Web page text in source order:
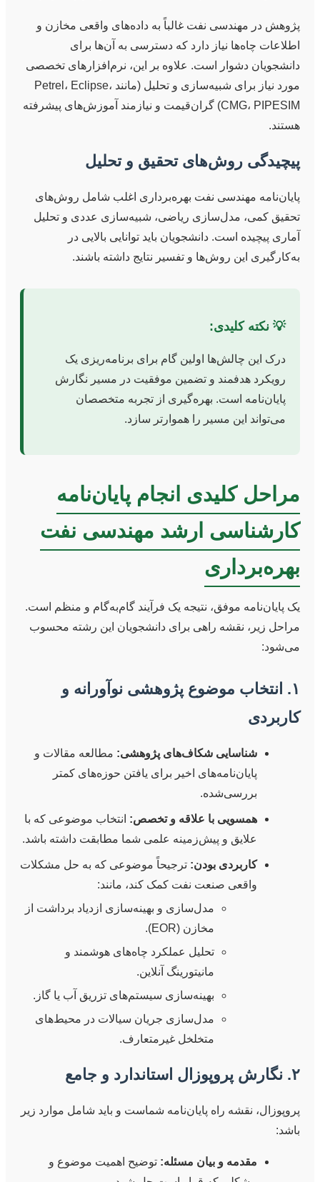
پژوهش در مهندسی نفت غالباً به داده‌های واقعی مخازن و
اطلاعات چاه‌ها نیاز دارد که دسترسی به آن‌ها برای
دانشجویان دشوار است. علاوه بر این، نرم‌افزارهای تخصصی
مورد نیاز برای شبیه‌سازی و تحلیل (مانند Petrel، Eclipse،
CMG، PIPESIM) گران‌قیمت و نیازمند آموزش‌های پیشرفته
هستند.
پیچیدگی روش‌های تحقیق و تحلیل
پایان‌نامه مهندسی نفت بهره‌برداری اغلب شامل روش‌های
تحقیق کمی، مدل‌سازی ریاضی، شبیه‌سازی عددی و تحلیل
آماری پیچیده است. دانشجویان باید توانایی بالایی در
به‌کارگیری این روش‌ها و تفسیر نتایج داشته باشند.
💡 نکته کلیدی:
درک این چالش‌ها اولین گام برای برنامه‌ریزی یک
رویکرد هدفمند و تضمین موفقیت در مسیر نگارش
پایان‌نامه است. بهره‌گیری از تجربه متخصصان
می‌تواند این مسیر را هموارتر سازد.
مراحل کلیدی انجام پایان‌نامه
کارشناسی ارشد مهندسی نفت
بهره‌برداری
یک پایان‌نامه موفق، نتیجه یک فرآیند گام‌به‌گام و منظم است.
مراحل زیر، نقشه راهی برای دانشجویان این رشته محسوب
می‌شود:
۱. انتخاب موضوع پژوهشی نوآورانه و
کاربردی
شناسایی شکاف‌های پژوهشی: مطالعه مقالات و
پایان‌نامه‌های اخیر برای یافتن حوزه‌های کمتر
بررسی‌شده.
همسویی با علاقه و تخصص: انتخاب موضوعی که با
علایق و پیش‌زمینه علمی شما مطابقت داشته باشد.
کاربردی بودن: ترجیحاً موضوعی که به حل مشکلات
واقعی صنعت نفت کمک کند، مانند:
مدل‌سازی و بهینه‌سازی ازدیاد برداشت از
مخازن (EOR).
تحلیل عملکرد چاه‌های هوشمند و
مانیتورینگ آنلاین.
بهینه‌سازی سیستم‌های تزریق آب یا گاز.
مدل‌سازی جریان سیالات در محیط‌های
متخلخل غیرمتعارف.
۲. نگارش پروپوزال استاندارد و جامع
پروپوزال، نقشه راه پایان‌نامه شماست و باید شامل موارد زیر
باشد:
مقدمه و بیان مسئله: توضیح اهمیت موضوع و